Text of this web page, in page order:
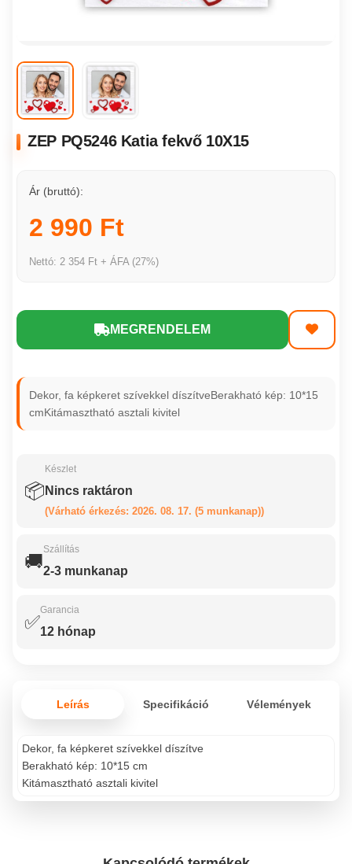
ZEP PQ5246 Katia fekvő 10X15
Ár (bruttó):
2 990 Ft
Nettó: 2 354 Ft + ÁFA (27%)
MEGRENDELEM
Dekor, fa képkeret szívekkel díszítveBerakható kép: 10*15
cmKitámasztható asztali kivitel
📦
Készlet
Nincs raktáron
(Várható érkezés: 2026. 08. 17. (5 munkanap))
🚚
Szállítás
2-3 munkanap
✅
Garancia
12 hónap
Leírás Specifikáció Vélemények
Dekor, fa képkeret szívekkel díszítve
Berakható kép: 10*15 cm
Kitámasztható asztali kivitel